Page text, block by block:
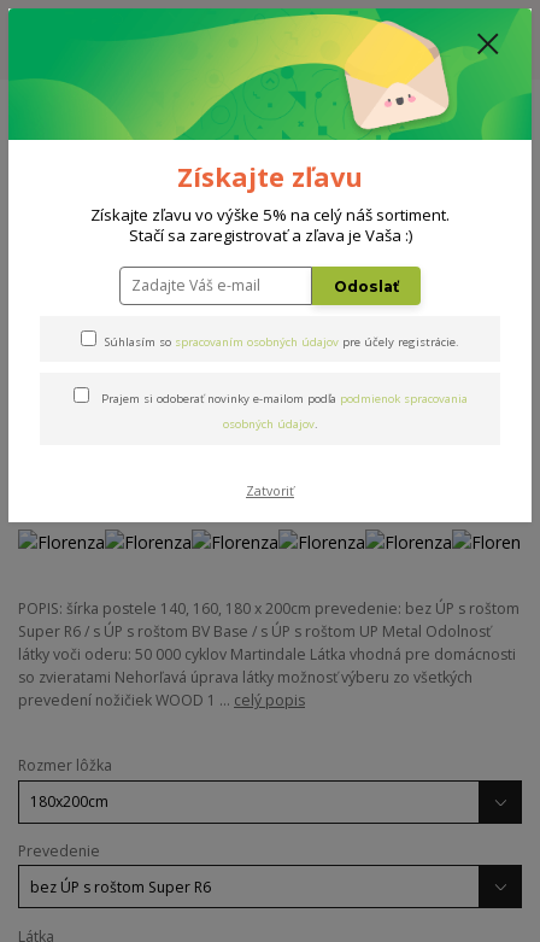
ZĽAVA: VŠETKY VYSTAVENÉ POSTELE ZA 400€ - CENA MATRACU A ROŠTU
PODĽA VÝBERU / DODACIA LEHOTA JE AKTUÁLNE 10-15 PRACOVNÝCH
Menu
0908 777 700 Po-So: 10-18 hod.
0
Postele Florenza
Florenza
Novinka Akcia
POPIS: šírka postele 140, 160, 180 x 200cm prevedenie: bez ÚP s roštom
Super R6 / s ÚP s roštom BV Base / s ÚP s roštom UP Metal Odolnosť
látky voči oderu: 50 000 cyklov Martindale Látka vhodná pre domácnosti
so zvieratami Nehorľavá úprava látky možnosť výberu zo všetkých
prevedení nožičiek WOOD 1 ... celý popis
Rozmer lôžka
Prevedenie
Látka
Získajte zľavu
Získajte zľavu vo výške 5% na celý náš sortiment.
Stačí sa zaregistrovať a zľava je Vaša :)
Odoslať
Súhlasím so spracovaním osobných údajov pre účely registrácie.
Prajem si odoberať novinky e-mailom podľa podmienok spracovania
osobných údajov.
Zatvoriť